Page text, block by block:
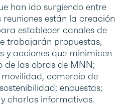
han ido surgiendo entre
están la creación
establecer canales de
trabajarán propuestas,
y acciones que minimicen
de las obras de MNN;
comercio de
encuestas;
charlas informativas.